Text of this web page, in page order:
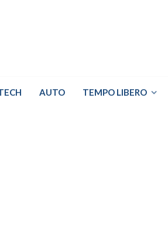
AUTO TEMPO LIBERO